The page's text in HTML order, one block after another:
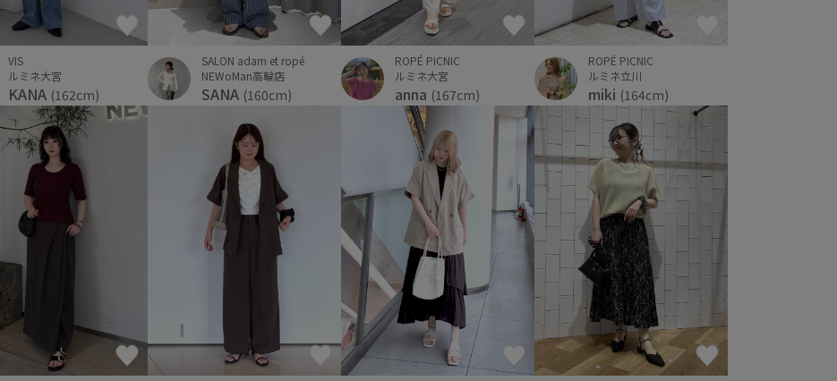
VIS
ルミネ大宮
KANA (162cm)
SALON adam et ropé
NEWoMan高輪店
SANA (160cm)
ROPÉ PICNIC
ルミネ大宮
anna (167cm)
ROPÉ PICNIC
ルミネ立川
miki (164cm)